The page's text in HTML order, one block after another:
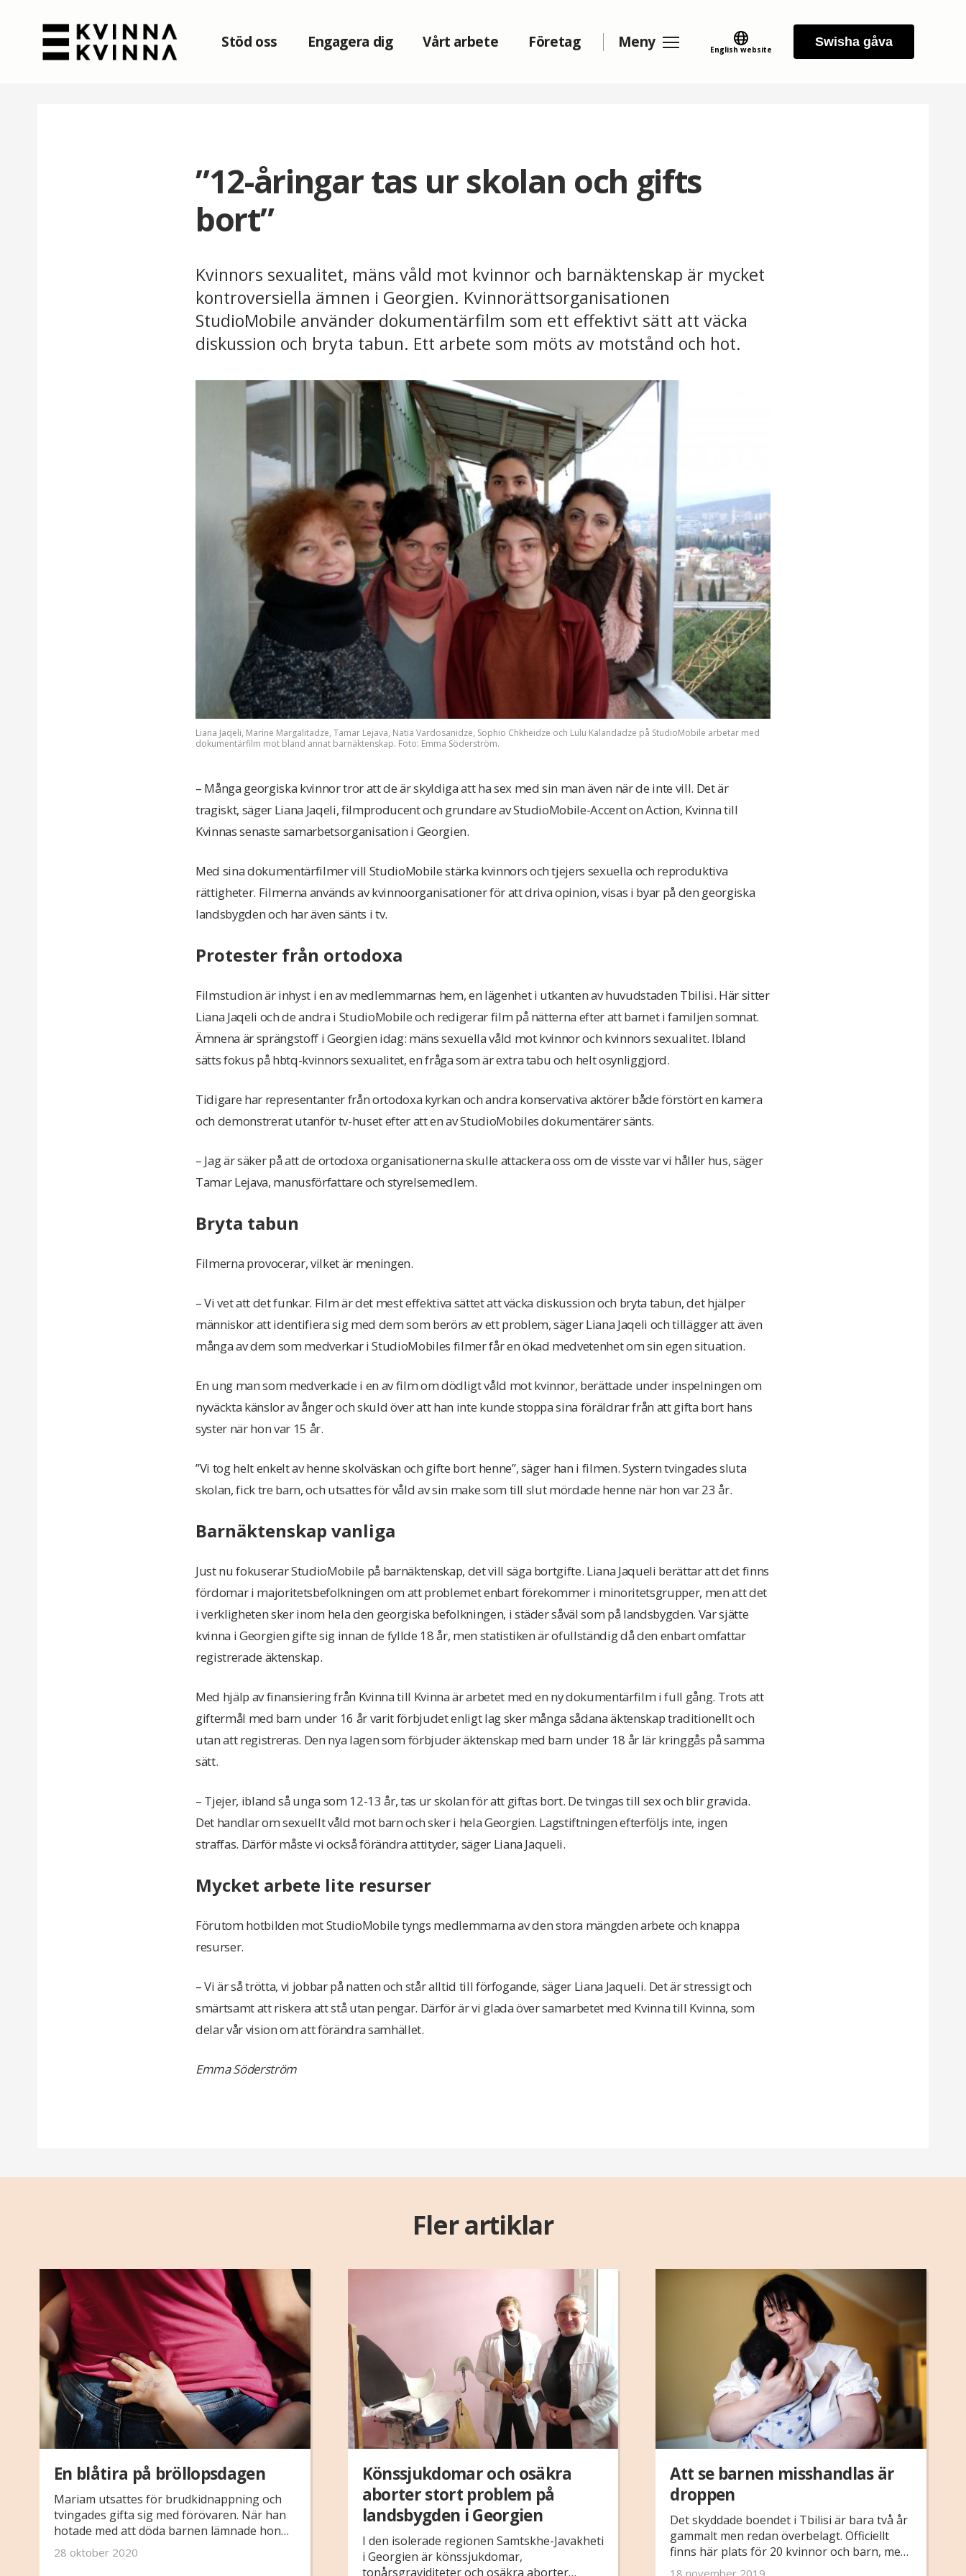
Stöd oss Engagera dig Vårt arbete Företag Meny English website
Swisha gåva
”12-åringar tas ur skolan och gifts
bort”
Kvinnors sexualitet, mäns våld mot kvinnor och barnäktenskap är mycket
kontroversiella ämnen i Georgien. Kvinnorättsorganisationen
StudioMobile använder dokumentärfilm som ett effektivt sätt att väcka
diskussion och bryta tabun. Ett arbete som möts av motstånd och hot.
Liana Jaqeli, Marine Margalitadze, Tamar Lejava, Natia Vardosanidze, Sophio Chkheidze och Lulu Kalandadze på StudioMobile arbetar med
dokumentärfilm mot bland annat barnäktenskap. Foto: Emma Söderström.
– Många georgiska kvinnor tror att de är skyldiga att ha sex med sin man även när de inte vill. Det är
tragiskt, säger Liana Jaqeli, filmproducent och grundare av StudioMobile-Accent on Action, Kvinna till
Kvinnas senaste samarbetsorganisation i Georgien.
Med sina dokumentärfilmer vill StudioMobile stärka kvinnors och tjejers sexuella och reproduktiva
rättigheter. Filmerna används av kvinnoorganisationer för att driva opinion, visas i byar på den georgiska
landsbygden och har även sänts i tv.
Protester från ortodoxa
Filmstudion är inhyst i en av medlemmarnas hem, en lägenhet i utkanten av huvudstaden Tbilisi. Här sitter
Liana Jaqeli och de andra i StudioMobile och redigerar film på nätterna efter att barnet i familjen somnat.
Ämnena är sprängstoff i Georgien idag: mäns sexuella våld mot kvinnor och kvinnors sexualitet. Ibland
sätts fokus på hbtq-kvinnors sexualitet, en fråga som är extra tabu och helt osynliggjord.
Tidigare har representanter från ortodoxa kyrkan och andra konservativa aktörer både förstört en kamera
och demonstrerat utanför tv-huset efter att en av StudioMobiles dokumentärer sänts.
– Jag är säker på att de ortodoxa organisationerna skulle attackera oss om de visste var vi håller hus, säger
Tamar Lejava, manusförfattare och styrelsemedlem.
Bryta tabun
Filmerna provocerar, vilket är meningen.
– Vi vet att det funkar. Film är det mest effektiva sättet att väcka diskussion och bryta tabun, det hjälper
människor att identifiera sig med dem som berörs av ett problem, säger Liana Jaqeli och tillägger att även
många av dem som medverkar i StudioMobiles filmer får en ökad medvetenhet om sin egen situation.
En ung man som medverkade i en av film om dödligt våld mot kvinnor, berättade under inspelningen om
nyväckta känslor av ånger och skuld över att han inte kunde stoppa sina föräldrar från att gifta bort hans
syster när hon var 15 år.
”Vi tog helt enkelt av henne skolväskan och gifte bort henne”, säger han i filmen. Systern tvingades sluta
skolan, fick tre barn, och utsattes för våld av sin make som till slut mördade henne när hon var 23 år.
Barnäktenskap vanliga
Just nu fokuserar StudioMobile på barnäktenskap, det vill säga bortgifte. Liana Jaqueli berättar att det finns
fördomar i majoritetsbefolkningen om att problemet enbart förekommer i minoritetsgrupper, men att det
i verkligheten sker inom hela den georgiska befolkningen, i städer såväl som på landsbygden. Var sjätte
kvinna i Georgien gifte sig innan de fyllde 18 år, men statistiken är ofullständig då den enbart omfattar
registrerade äktenskap.
Med hjälp av finansiering från Kvinna till Kvinna är arbetet med en ny dokumentärfilm i full gång. Trots att
giftermål med barn under 16 år varit förbjudet enligt lag sker många sådana äktenskap traditionellt och
utan att registreras. Den nya lagen som förbjuder äktenskap med barn under 18 år lär kringgås på samma
sätt.
– Tjejer, ibland så unga som 12-13 år, tas ur skolan för att giftas bort. De tvingas till sex och blir gravida.
Det handlar om sexuellt våld mot barn och sker i hela Georgien. Lagstiftningen efterföljs inte, ingen
straffas. Därför måste vi också förändra attityder, säger Liana Jaqueli.
Mycket arbete lite resurser
Förutom hotbilden mot StudioMobile tyngs medlemmarna av den stora mängden arbete och knappa
resurser.
– Vi är så trötta, vi jobbar på natten och står alltid till förfogande, säger Liana Jaqueli. Det är stressigt och
smärtsamt att riskera att stå utan pengar. Därför är vi glada över samarbetet med Kvinna till Kvinna, som
delar vår vision om att förändra samhället.
Emma Söderström
Fler artiklar
En blåtira på bröllopsdagen
Mariam utsattes för brudkidnappning och
tvingades gifta sig med förövaren. När han
hotade med att döda barnen lämnade hon
honom trots att hon var livrädd.
28 oktober 2020
Könssjukdomar och osäkra
aborter stort problem på
landsbygden i Georgien
I den isolerade regionen Samtskhe-Javakheti
i Georgien är könssjukdomar,
tonårsgraviditeter och osäkra aborter
Att se barnen misshandlas är
droppen
Det skyddade boendet i Tbilisi är bara två år
gammalt men redan överbelagt. Officiellt
finns här plats för 20 kvinnor och barn, men
i nuläget bor 24 kvinnor och närmare 50
18 november 2019